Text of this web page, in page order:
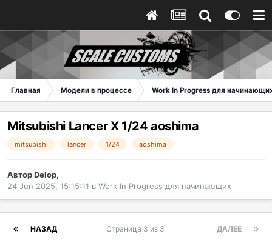
Главная Модели в процессе Work In Progress для
Mitsubishi Lancer X 1/24 aoshima
mitsubishi lancer 1/24 aoshima
АвторDelop,
24 Jun 2025, 15:15:11 в Work In Progress для начинающих
НАЗАД ДАЛЕЕ
Страница 3 из 3